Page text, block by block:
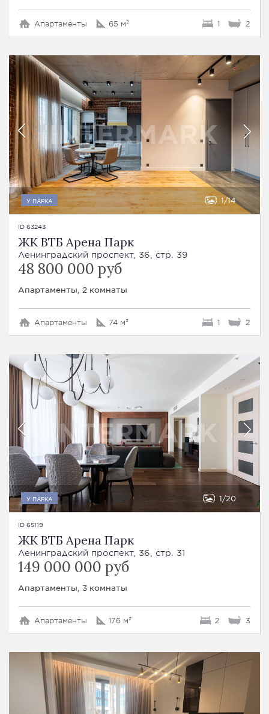
Апартаменты 65 м² 1 2
У ПАРКА 1 14
ID 63243
ЖК ВТБ Арена Парк
Ленинградский проспект, 36, стр. 39
48 800 000 руб
Апартаменты, 2 комнаты
Апартаменты 74 м² 1 2
У ПАРКА 1 20
ID 65119
ЖК ВТБ Арена Парк
Ленинградский проспект, 36, стр. 31
149 000 000 руб
Апартаменты, 3 комнаты
Апартаменты 176 м² 2 3